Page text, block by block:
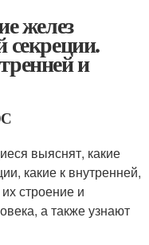
желез
секреции.
и
выяснят, какие
какие к внутренней,
строение и
а также узнают